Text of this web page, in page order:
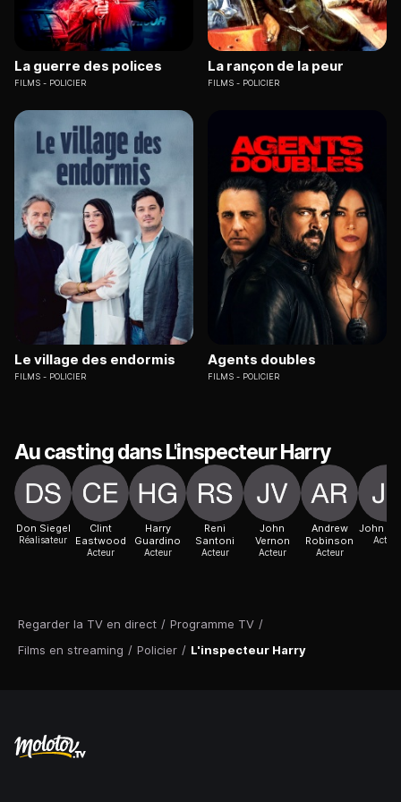
Regarder la TV en direct / Programme TV /
Films en streaming / Policier / L'inspecteur Harry
La guerre des polices
FILMS POLICIER
La rançon de la peur
FILMS POLICIER
Le village des endormis
FILMS POLICIER
Agents doubles
FILMS POLICIER
Au casting dans L'inspecteur Harry
Don Siegel
Réalisateur
Clint
Eastwood
Acteur
Harry
Guardino
Acteur
Reni
Santoni
Acteur
John
Vernon
Acteur
Andrew
Robinson
Acteur
John
Acteur